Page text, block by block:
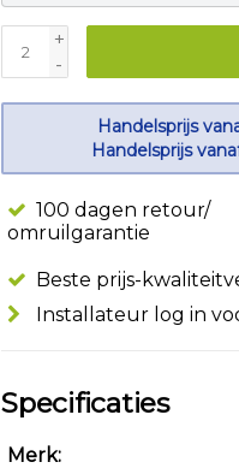
+
-
Handelsprijs
Handelsprijs
100 dagen retour/
omruilgarantie
Beste prijs-
Installateur log in
Specificaties
Merk: